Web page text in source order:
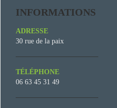
INFORMATIONS
ADRESSE
30 rue de la paix
TÉLÉPHONE
06 63 45 31 49